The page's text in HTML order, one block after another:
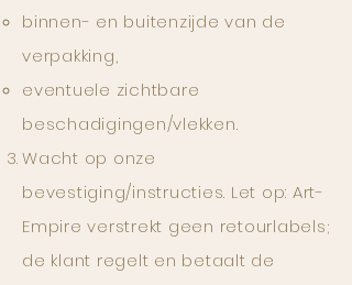
binnen- en buitenzijde van de
verpakking,
eventuele zichtbare
beschadigingen/vlekken.
Wacht op onze
bevestiging/instructies. Let op: Art-
Empire verstrekt geen retourlabels;
de klant regelt en betaalt de